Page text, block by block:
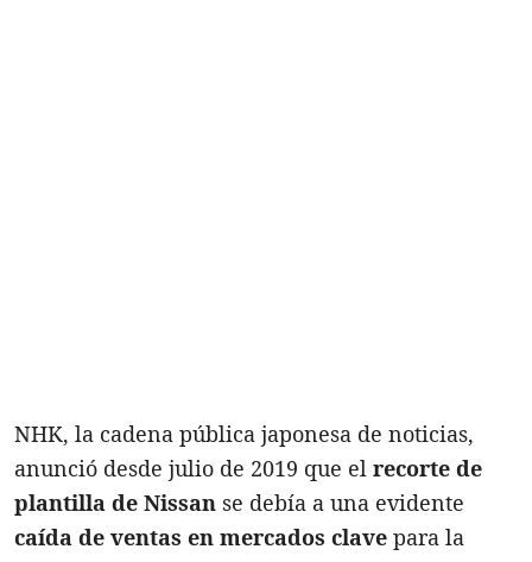
NHK, la cadena pública japonesa de noticias,
anunció desde julio de 2019 que el recorte de
plantilla de Nissan se debía a una evidente
caída de ventas en mercados clave para la